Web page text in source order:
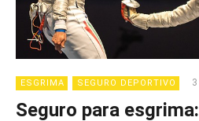
ESGRIMA SEGURO DEPORTIVO
Seguro para